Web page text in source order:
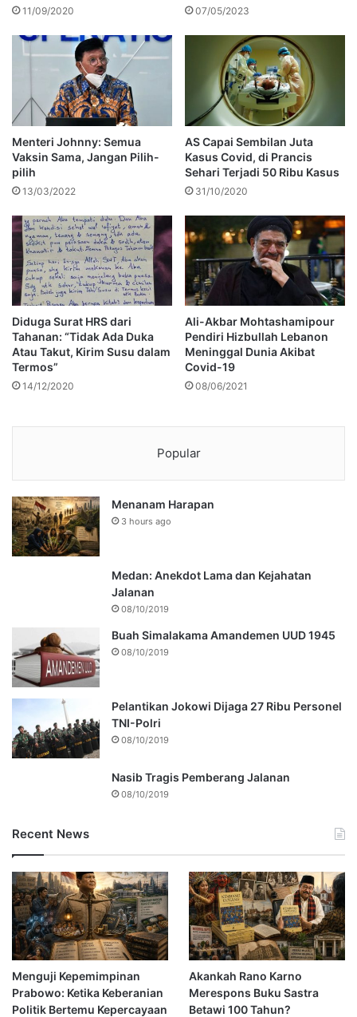
11/09/2020 07/05/2023
Menteri Johnny: Semua
Vaksin Sama, Jangan Pilih-
pilih
13/03/2022
AS Capai Sembilan Juta
Kasus Covid, di Prancis
Sehari Terjadi 50 Ribu Kasus
31/10/2020
Diduga Surat HRS dari
Tahanan: “Tidak Ada Duka
Atau Takut, Kirim Susu dalam
Termos”
14/12/2020
Ali-Akbar Mohtashamipour
Pendiri Hizbullah Lebanon
Meninggal Dunia Akibat
Covid-19
08/06/2021
Popular
Menanam Harapan
3 hours ago
Medan: Anekdot Lama dan Kejahatan
Jalanan
08/10/2019
Buah Simalakama Amandemen UUD 1945
08/10/2019
Pelantikan Jokowi Dijaga 27 Ribu Personel
TNI-Polri
08/10/2019
Nasib Tragis Pemberang Jalanan
08/10/2019
Recent News
Menguji Kepemimpinan
Prabowo: Ketika Keberanian
Politik Bertemu Kepercayaan
Akankah Rano Karno
Merespons Buku Sastra
Betawi 100 Tahun?